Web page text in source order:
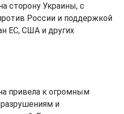
сторону Украины, с
России и поддержкой
ЕС, США и других
привела к огромным
и